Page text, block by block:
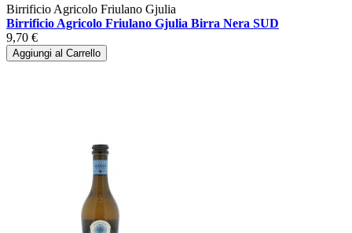
Birrificio Agricolo Friulano Gjulia
Birrificio Agricolo Friulano Gjulia Birra Nera SUD
9,70 €
Aggiungi al Carrello